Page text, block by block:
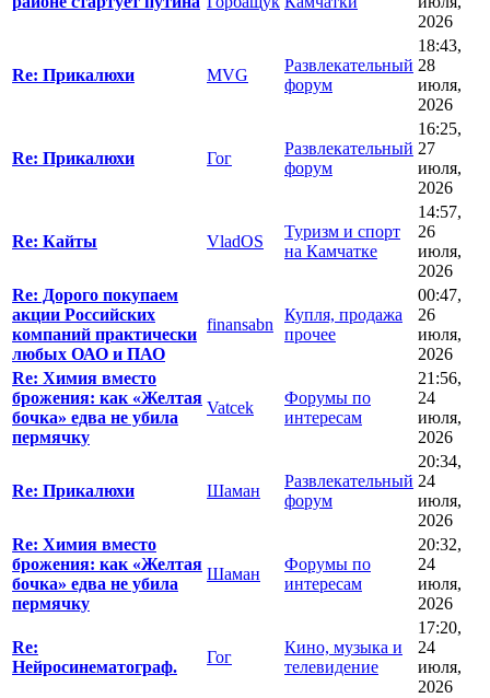
2026
Re: Прикалюхи MVG
Развлекательный
форум
18:43,
28
июля,
2026
Re: Прикалюхи Гог
Развлекательный
форум
16:25,
27
июля,
2026
Re: Кайты VladOS
Туризм и спорт
на Камчатке
14:57,
26
июля,
2026
Re: Дорого покупаем
акции Российских
компаний практически
любых ОАО и ПАО
finansabn
Купля, продажа
прочее
00:47,
26
июля,
2026
Re: Химия вместо
брожения: как «Желтая
бочка» едва не убила
пермячку
Vatcek
Форумы по
интересам
21:56,
24
июля,
2026
Re: Прикалюхи Шаман
Развлекательный
форум
20:34,
24
июля,
2026
Re: Химия вместо
брожения: как «Желтая
бочка» едва не убила
пермячку
Шаман
Форумы по
интересам
20:32,
24
июля,
2026
Re:
Нейросинематограф.
Гог
Кино, музыка и
телевидение
17:20,
24
июля,
2026